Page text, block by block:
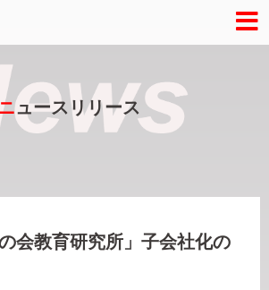
ュースリリース
会教育研究所」子会社化の